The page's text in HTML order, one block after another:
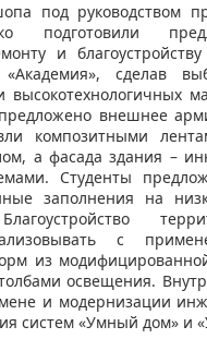
под руководством
подготовили
и
сделав
внешнее
композитными
а фасада здания –
Студенты
заполнения на
с
из
освещения.
и модернизации
систем «Умный дом» и